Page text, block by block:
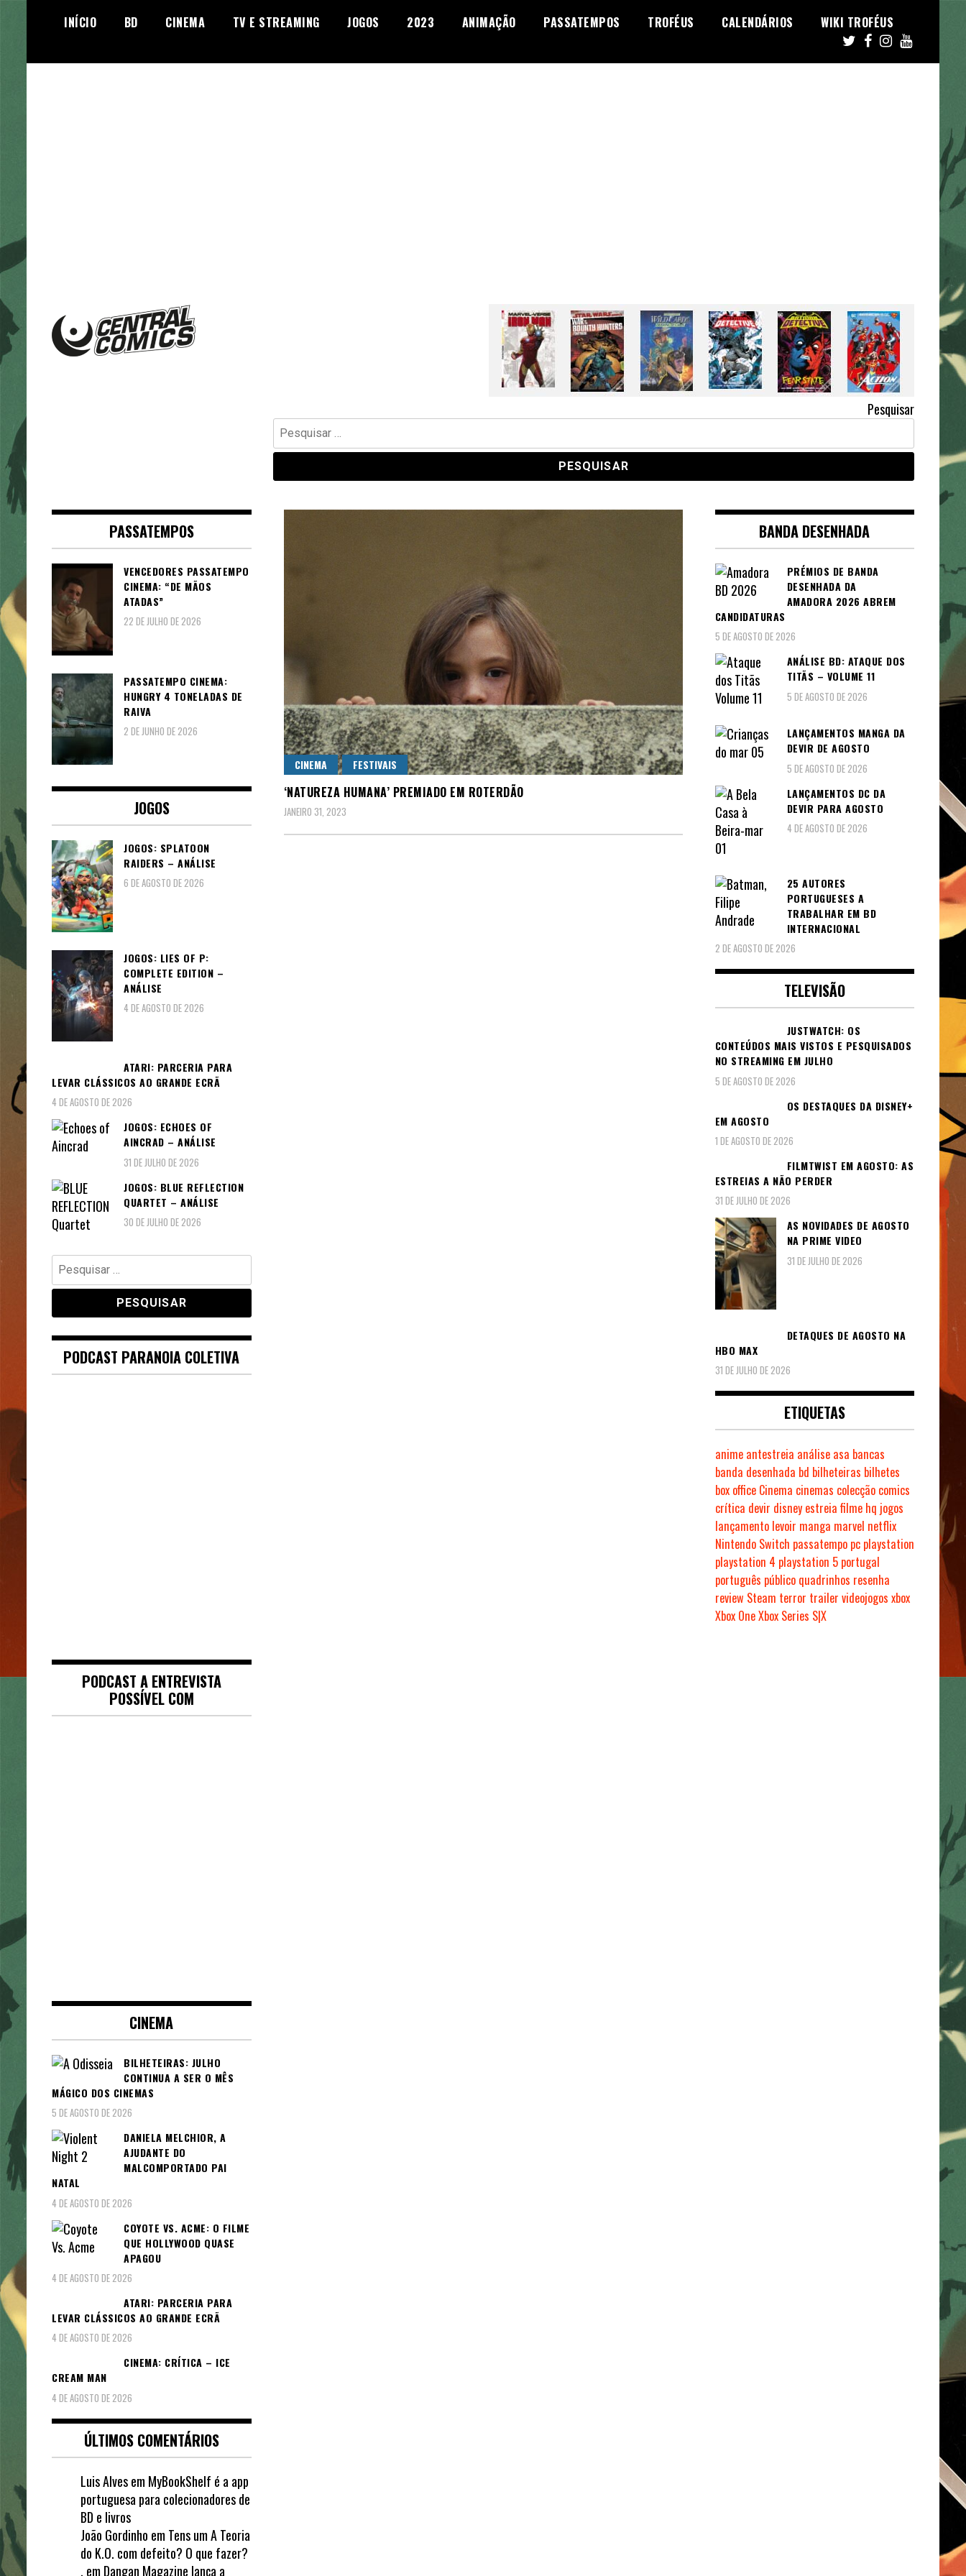
INÍCIO BD CINEMA TV E STREAMING JOGOS 2023 ANIMAÇÃO PASSATEMPOS TROFÉUS CALENDÁRIOS WIKI TROFÉUS
Pesquisar
Pesquisar
por:
CINEMA FESTIVAIS
‘NATUREZA HUMANA’ PREMIADO EM ROTERDÃO
JANEIRO 31, 2023
PASSATEMPOS
VENCEDORES PASSATEMPO
CINEMA: “DE MÃOS
ATADAS”
22 DE JULHO DE 2026
PASSATEMPO CINEMA:
HUNGRY 4 TONELADAS DE
RAIVA
2 DE JUNHO DE 2026
JOGOS
JOGOS: SPLATOON
RAIDERS – ANÁLISE
6 DE AGOSTO DE 2026
JOGOS: LIES OF P:
COMPLETE EDITION –
ANÁLISE
4 DE AGOSTO DE 2026
ATARI: PARCERIA PARA
LEVAR CLÁSSICOS AO GRANDE ECRÃ
4 DE AGOSTO DE 2026
JOGOS: ECHOES OF
AINCRAD – ANÁLISE
31 DE JULHO DE 2026
JOGOS: BLUE REFLECTION
QUARTET – ANÁLISE
30 DE JULHO DE 2026
Pesquisar
por:
PODCAST PARANOIA COLETIVA
PODCAST A ENTREVISTA
POSSÍVEL COM
CINEMA
BILHETEIRAS: JULHO
CONTINUA A SER O MÊS
MÁGICO DOS CINEMAS
5 DE AGOSTO DE 2026
DANIELA MELCHIOR, A
AJUDANTE DO
MALCOMPORTADO PAI
NATAL
4 DE AGOSTO DE 2026
COYOTE VS. ACME: O FILME
QUE HOLLYWOOD QUASE
APAGOU
4 DE AGOSTO DE 2026
ATARI: PARCERIA PARA
LEVAR CLÁSSICOS AO GRANDE ECRÃ
4 DE AGOSTO DE 2026
CINEMA: CRÍTICA – ICE
CREAM MAN
4 DE AGOSTO DE 2026
ÚLTIMOS COMENTÁRIOS
Luis Alvesem MyBookShelf é a app
portuguesa para colecionadores de
BD e livros
João Gordinho em Tens um A Teoria
do K.O. com defeito? O que fazer?
. em Dangan Magazine lança a
BANDA DESENHADA
PRÉMIOS DE BANDA
DESENHADA DA
AMADORA 2026 ABREM
CANDIDATURAS
5 DE AGOSTO DE 2026
ANÁLISE BD: ATAQUE DOS
TITÃS – VOLUME 11
5 DE AGOSTO DE 2026
LANÇAMENTOS MANGA DA
DEVIR DE AGOSTO
5 DE AGOSTO DE 2026
LANÇAMENTOS DC DA
DEVIR PARA AGOSTO
4 DE AGOSTO DE 2026
25 AUTORES
PORTUGUESES A
TRABALHAR EM BD
INTERNACIONAL
2 DE AGOSTO DE 2026
TELEVISÃO
JUSTWATCH: OS
CONTEÚDOS MAIS VISTOS E PESQUISADOS
NO STREAMING EM JULHO
5 DE AGOSTO DE 2026
OS DESTAQUES DA DISNEY+
EM AGOSTO
1 DE AGOSTO DE 2026
FILMTWIST EM AGOSTO: AS
ESTREIAS A NÃO PERDER
31 DE JULHO DE 2026
AS NOVIDADES DE AGOSTO
NA PRIME VIDEO
31 DE JULHO DE 2026
DETAQUES DE AGOSTO NA
HBO MAX
31 DE JULHO DE 2026
ETIQUETAS
anime antestreia análise asa bancas
banda desenhada bd bilheteiras bilhetes
box office Cinema cinemas colecção comics
crítica devir disney estreiafilme hq jogos
lançamento levoir manga marvel netflix
Nintendo Switch passatempo pc playstation
playstation 4 playstation 5 portugal
português público quadrinhos resenha
review Steam terror trailer videojogos xbox
Xbox OneXbox Series S|X